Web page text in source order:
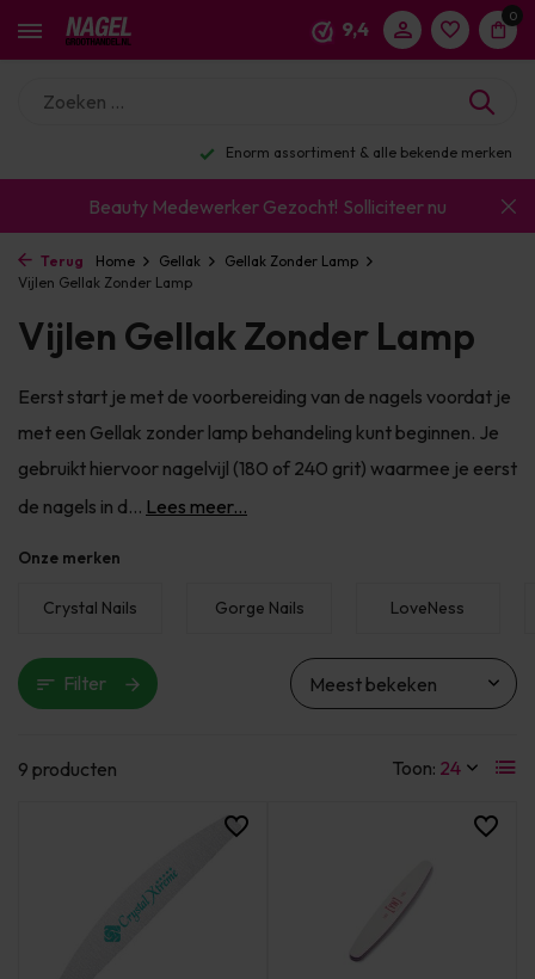
9,4
0
Enorm assortiment & alle bekende merken
Beauty Medewerker Gezocht! Solliciteer nu
Terug Home Gellak
Gellak Zonder Lamp
Vijlen Gellak Zonder Lamp
Vijlen Gellak Zonder Lamp
Eerst start je met de voorbereiding van de nagels voordat je
met een Gellak zonder lamp behandeling kunt beginnen. Je
gebruikt hiervoor nagelvijl (180 of 240 grit) waarmee je eerst
de nagels in d... Lees meer...
Onze merken
Crystal Nails Gorge Nails LoveNess
Filter
9 producten Toon: